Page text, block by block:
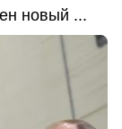
новый ...